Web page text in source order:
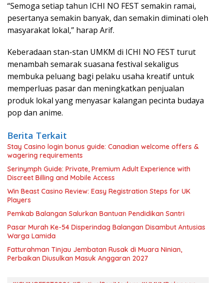
“Semoga setiap tahun ICHI NO FEST semakin ramai,
pesertanya semakin banyak, dan semakin diminati oleh
masyarakat lokal,” harap Arif.
Keberadaan stan-stan UMKM di ICHI NO FEST turut
menambah semarak suasana festival sekaligus
membuka peluang bagi pelaku usaha kreatif untuk
memperluas pasar dan meningkatkan penjualan
produk lokal yang menyasar kalangan pecinta budaya
pop dan anime.
Berita Terkait
Stay Casino login bonus guide: Canadian welcome offers &
wagering requirements
Serinymph Guide: Private, Premium Adult Experience with
Discreet Billing and Mobile Access
Win Beast Casino Review: Easy Registration Steps for UK
Players
Pemkab Balangan Salurkan Bantuan Pendidikan Santri
Pasar Murah Ke-54 Disperindag Balangan Disambut Antusias
Warga Lamida
Fatturahman Tinjau Jembatan Rusak di Muara Ninian,
Perbaikan Diusulkan Masuk Anggaran 2027